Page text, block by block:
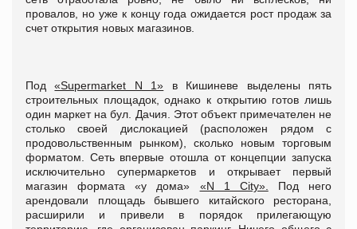
провалов, но уже к концу года ожидается рост продаж за
счет открытия новых магазинов.
Под«Supermarket N 1» в Кишиневе выделены пять
строительных площадок, однако к открытию готов лишь
один маркет на бул. Дачия. Этот объект примечателен не
столько своей дислокацией (расположен рядом с
продовольственным рынком), сколько новым торговым
форматом. Сеть впервые отошла от концепции запуска
исключительно супермаркетов и открывает первый
магазин формата «у дома» «N 1 City».
Под него
арендовали площадь бывшего китайского ресторана,
расширили и привели в порядок прилегающую